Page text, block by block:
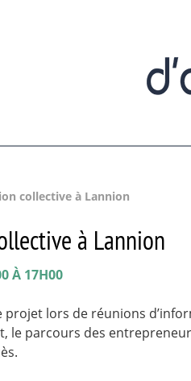
collective à Lannion
à Lannion
À 17H00
projet lors de réunions
le parcours des